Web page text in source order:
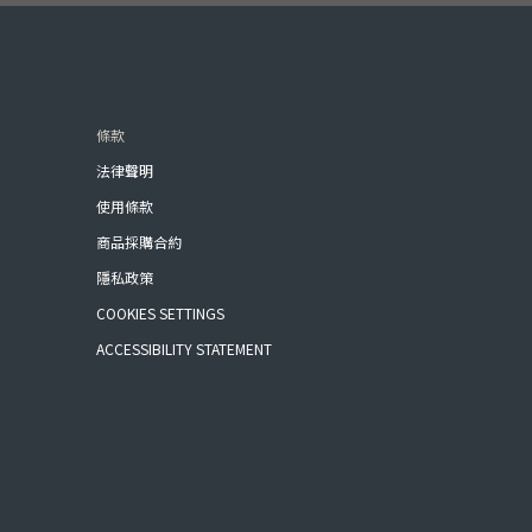
條款
法律聲明
使用條款
商品採購合約
隱私政策
COOKIES SETTINGS
ACCESSIBILITY STATEMENT